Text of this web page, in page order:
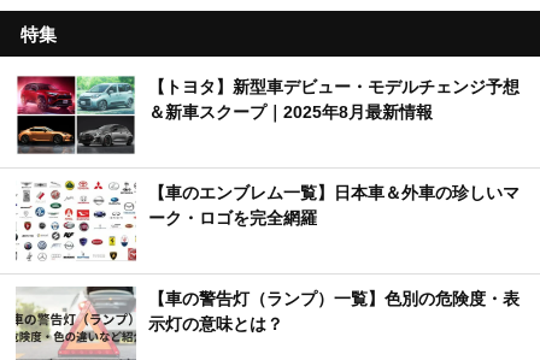
特集
【トヨタ】新型車デビュー・モデルチェンジ予想
＆新車スクープ｜2025年8月最新情報
【車のエンブレム一覧】日本車＆外車の珍しいマ
ーク・ロゴを完全網羅
【車の警告灯（ランプ）一覧】色別の危険度・表
示灯の意味とは？